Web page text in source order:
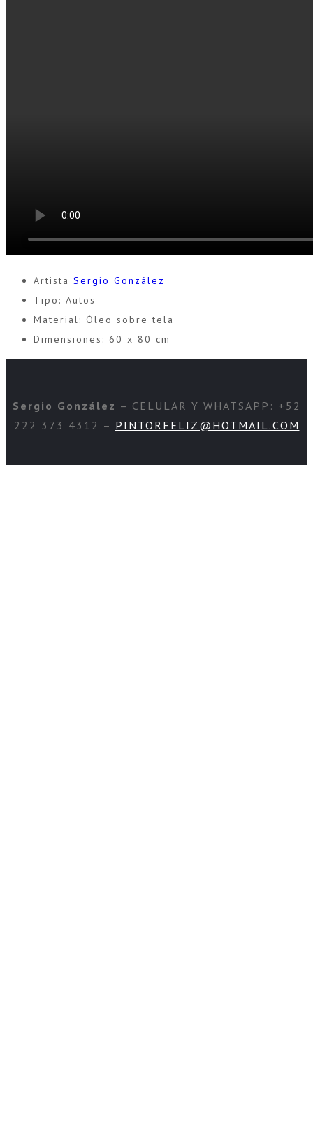
Artista Sergio González
Tipo: Autos
Material: Óleo sobre tela
Dimensiones: 60 x 80 cm
Sergio González – CELULAR Y WHATSAPP: +52
222 373 4312 – PINTORFELIZ@HOTMAIL.COM